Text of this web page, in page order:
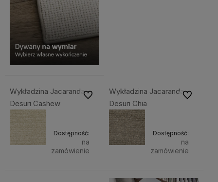
Wykładzina Jacaranda
Desuri Cashew
Dostępność:
na
zamówienie
Do ulubionychWykładzina Jacaranda
Desuri Chia
Dostępność:
na
zamówienie
Do